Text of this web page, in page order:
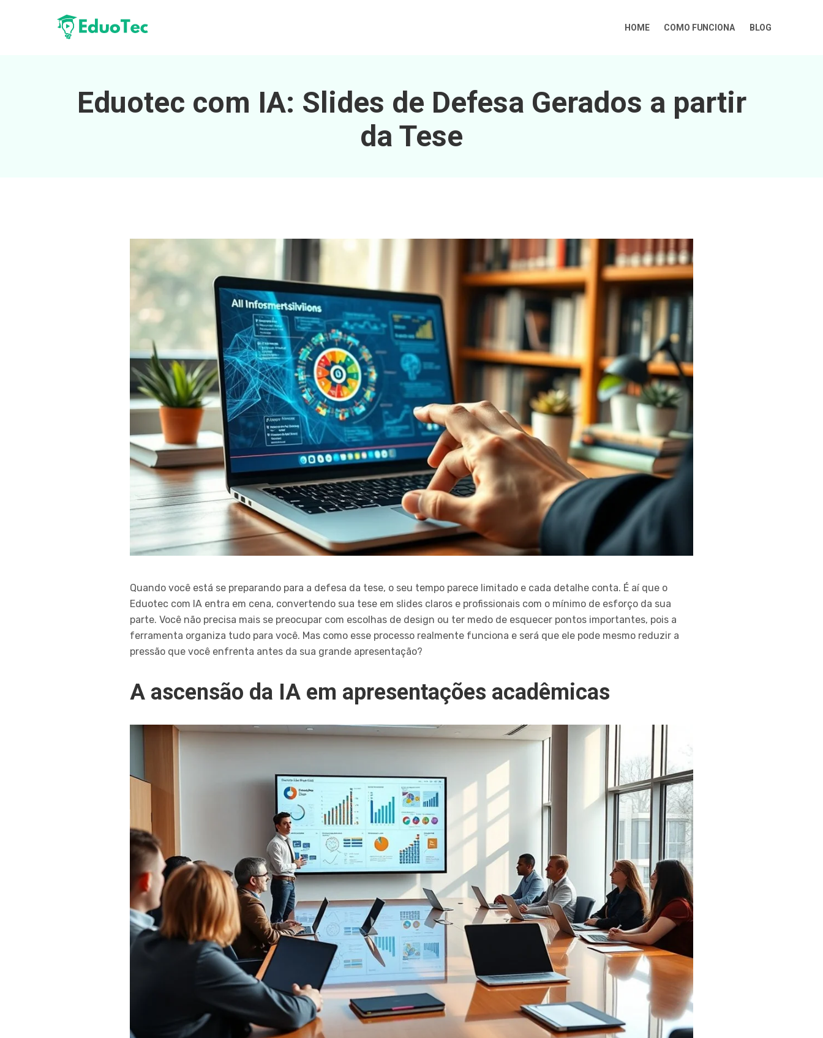
HOME COMO FUNCIONA BLOG
Eduotec com IA: Slides de Defesa Gerados a partir
da Tese
Quando você está se preparando para a defesa da tese, o seu tempo parece limitado e cada detalhe conta. É aí que o
Eduotec com IA entra em cena, convertendo sua tese em slides claros e profissionais com o mínimo de esforço da sua
parte. Você não precisa mais se preocupar com escolhas de design ou ter medo de esquecer pontos importantes, pois a
ferramenta organiza tudo para você. Mas como esse processo realmente funciona e será que ele pode mesmo reduzir a
pressão que você enfrenta antes da sua grande apresentação?
A ascensão da IA em apresentações acadêmicas